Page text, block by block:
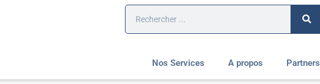
Nos Services A propos Partners